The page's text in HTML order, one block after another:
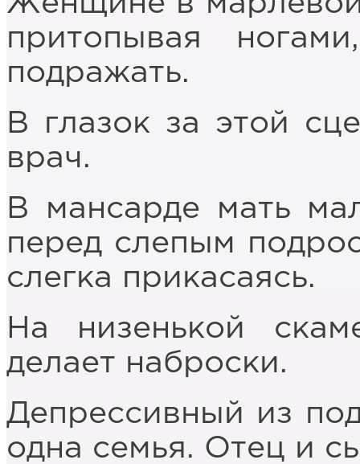
притопывая
подражать.
В глазок за этой
врач.
В мансарде мать
перед слепым
слегка прикасаясь.
На низенькой
делает наброски.
Депрессивный из
одна семья. Отец и